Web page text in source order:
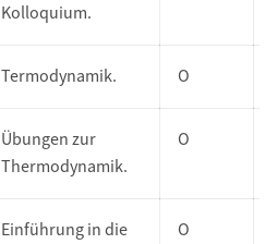
Kolloquium.
Termodynamik. O
Übungen zur
Thermodynamik.
O
Einführung in die
O